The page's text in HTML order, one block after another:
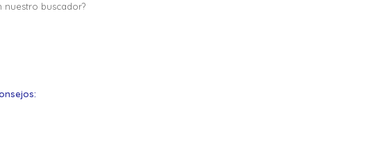
nuestro buscador?